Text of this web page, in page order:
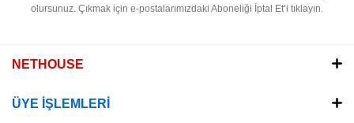
olursunuz. Çıkmak için e-postalarımızdaki Aboneliği İptal Et’i tıklayın.
NETHOUSE
ÜYE İŞLEMLERİ